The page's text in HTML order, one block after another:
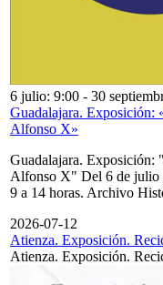
6 julio: 9:00 - 30
Guadalajara. Exposición:
Alfonso X»
Guadalajara. Exposición:
Alfonso X" Del 6 de julio
9 a 14 horas. Archivo
2026-07-12
Atienza. Exposición.
Atienza. Exposición.